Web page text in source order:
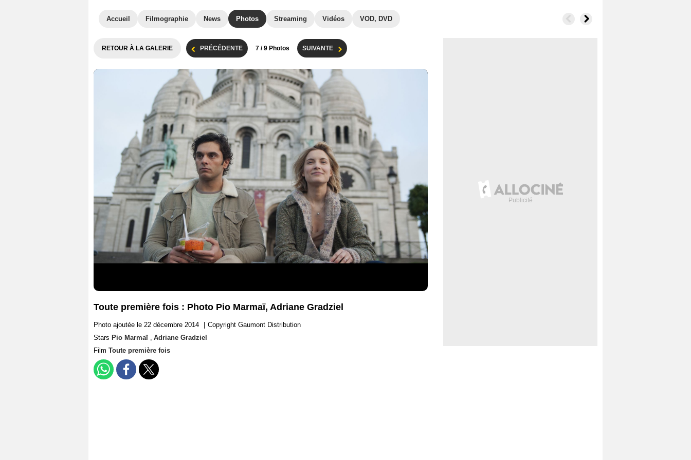
Accueil Filmographie News Photos Streaming Vidéos VOD, DVD
RETOUR À LA GALERIE PRÉCÉDENTE 7 / 9 Photos SUIVANTE
Toute première fois : Photo Pio Marmaï, Adriane Gradziel
Photo ajoutée le 22 décembre 2014
Copyright Gaumont Distribution
Stars Pio Marmaï , Adriane Gradziel
Film Toute première fois